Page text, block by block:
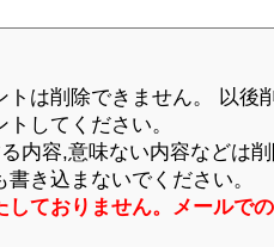
トは削除できません。 以後
してください。
内容,意味ない内容などは
き込まないでください。
しておりません。メールで